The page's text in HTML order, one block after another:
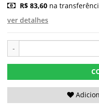
R$ 83,60 na
ver detalhes
-